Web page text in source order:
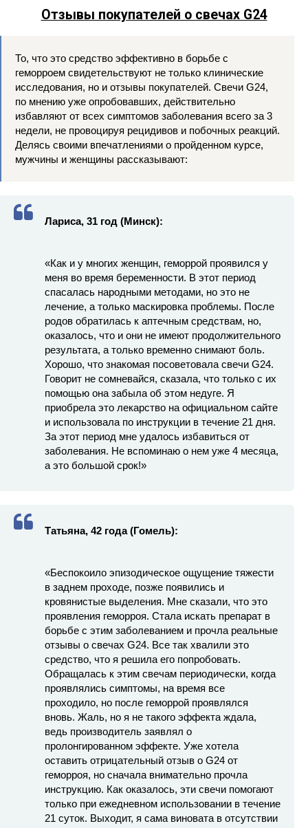
Отзывы покупателей о свечах G24
То, что это средство эффективно в борьбе с
геморроем свидетельствуют не только клинические
исследования, но и отзывы покупателей. Свечи G24,
по мнению уже опробовавших, действительно
избавляют от всех симптомов заболевания всего за 3
недели, не провоцируя рецидивов и побочных реакций.
Делясь своими впечатлениями о пройденном курсе,
мужчины и женщины рассказывают:
Лариса, 31 год (Минск):
«Как и у многих женщин, геморрой проявился у
меня во время беременности. В этот период
спасалась народными методами, но это не
лечение, а только маскировка проблемы. После
родов обратилась к аптечным средствам, но,
оказалось, что и они не имеют продолжительного
результата, а только временно снимают боль.
Хорошо, что знакомая посоветовала свечи G24.
Говорит не сомневайся, сказала, что только с их
помощью она забыла об этом недуге. Я
приобрела это лекарство на официальном сайте
и использовала по инструкции в течение 21 дня.
За этот период мне удалось избавиться от
заболевания. Не вспоминаю о нем уже 4 месяца,
а это большой срок!»
Татьяна, 42 года (Гомель):
«Беспокоило эпизодическое ощущение тяжести
в заднем проходе, позже появились и
кровянистые выделения. Мне сказали, что это
проявления геморроя. Стала искать препарат в
борьбе с этим заболеванием и прочла реальные
отзывы о свечах G24. Все так хвалили это
средство, что я решила его попробовать.
Обращалась к этим свечам периодически, когда
проявлялись симптомы, на время все
проходило, но после геморрой проявлялся
вновь. Жаль, но я не такого эффекта ждала,
ведь производитель заявлял о
пролонгированном эффекте. Уже хотела
оставить отрицательный отзыв о G24 от
геморроя, но сначала внимательно прочла
инструкцию. Как оказалось, эти свечи помогают
только при ежедневном использовании в течение
21 суток. Выходит, я сама виновата в отсутствии